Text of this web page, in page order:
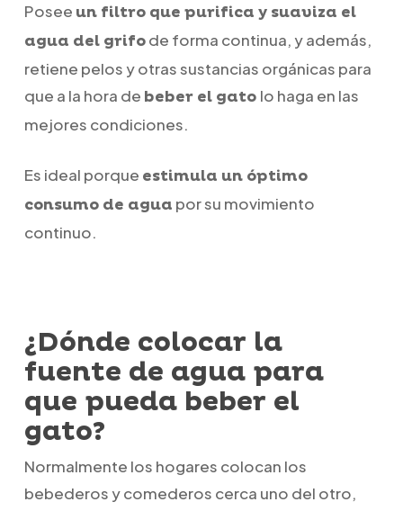
Posee un filtro que purifica y suaviza el
agua del grifode forma continua, y además,
retiene pelos y otras sustancias orgánicas para
que a la hora de beber el gato lo haga en las
mejores condiciones.
Es ideal porque estimula un óptimo
consumo de agua por su movimiento
continuo.
¿Dónde colocar la
fuente de agua para
que pueda beber el
gato?
Normalmente los hogares colocan los
bebederos y comederos cerca uno del otro,